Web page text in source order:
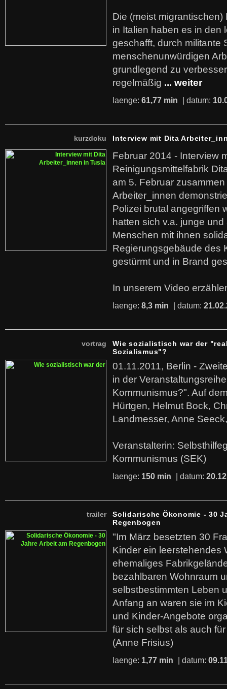
Die (meist
in Italien haben es in den
geschafft, durch militante
menschenunwürdigen
grundlegend zu
regelmäßig ... weiter
laenge: 61,77 min | datum:
kurzdoku Interview mit Dita
Februar 2014 - Interview
Reinigungsmittelfabrik
am 5. Februar
Arbeiter_innen
Polizei brutal angegriffen
hatten sich v.a. junge
Menschen mit ihnen
Regierungsgebäude des
gestürmt und in Brand
In unserem Video
laenge: 8,3 min | datum:
vortrag
Wie sozialistisch war der
Sozialismus"?
01.11.2011, Berlin -
in der
Kommunismus?". Auf
Hürtgen, Helmut Bock,
Landmesser, Anne
Veranstalterin:
Kommunismus (SEK)
laenge: 150 min | datum:
trailer
Solidarische Ökonomie - 30
Regenbogen
"Im März besetzten 30
Kinder ein leerstehendes
ehemaliges
bezahlbaren Wohnraum
selbstbestimmten Leben
Anfang an waren sie im
und Kinder-Angebote
für sich selbst als auch
(Anne Frisius)
laenge: 1,77 min | datum: